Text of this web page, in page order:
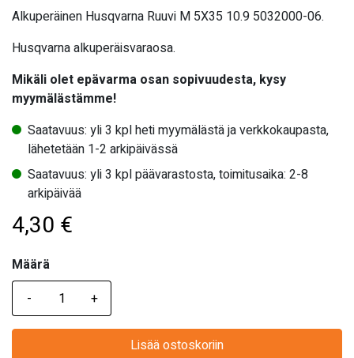
Alkuperäinen Husqvarna Ruuvi M 5X35 10.9 5032000-06.
Husqvarna alkuperäisvaraosa.
Mikäli olet epävarma osan sopivuudesta, kysy
myymälästämme!
Saatavuus: yli 3 kpl heti myymälästä ja verkkokaupasta,
lähetetään 1-2 arkipäivässä
Saatavuus: yli 3 kpl päävarastosta, toimitusaika: 2-8
arkipäivää
4,30 €
Määrä
Määrä
Lisää ostoskoriin